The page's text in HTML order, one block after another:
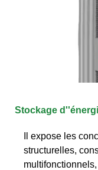
Stockage
Il expose les
structurelles,